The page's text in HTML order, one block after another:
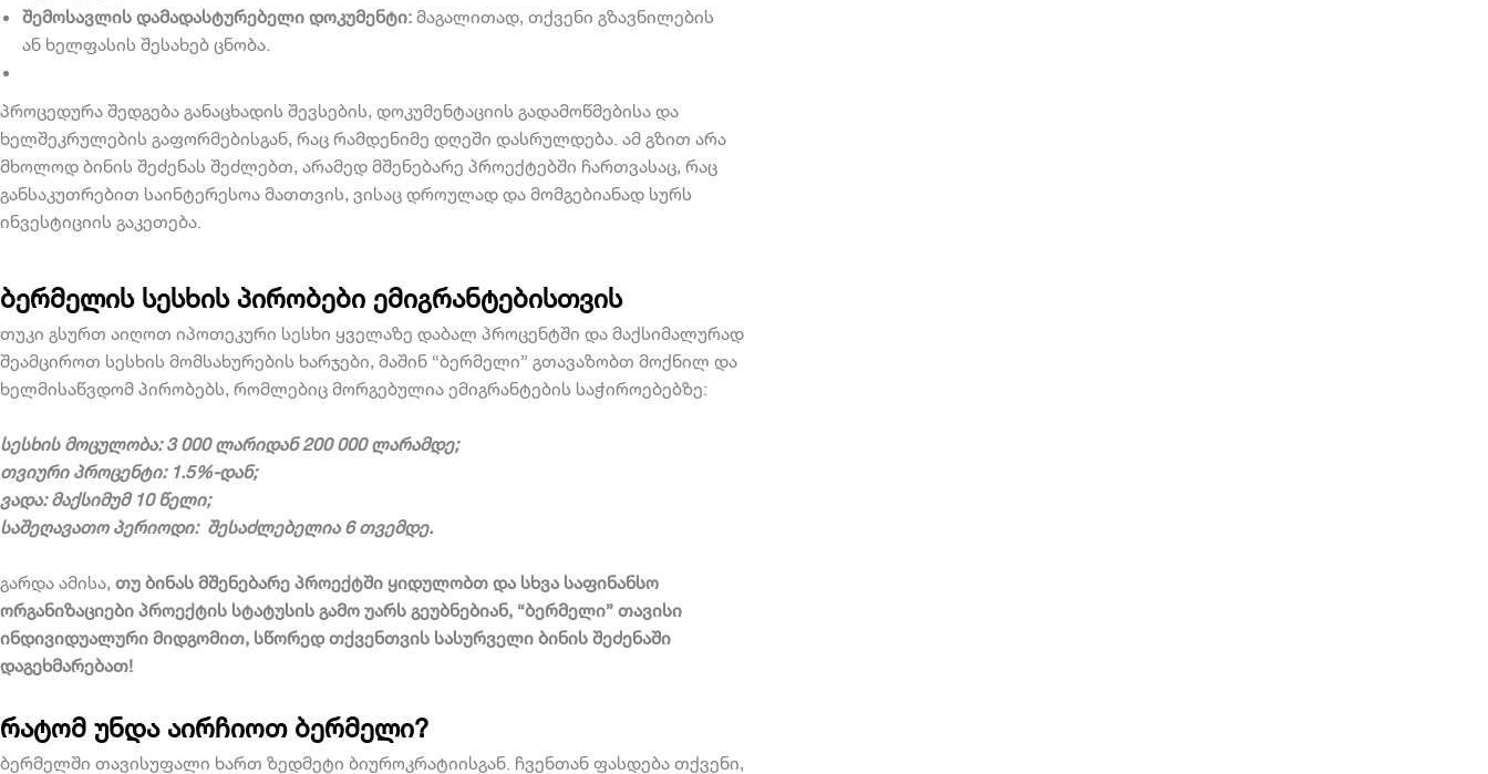
შემოსავლის დამადასტურებელი დოკუმენტი: მაგალითად, თქვენი გზავნილების
ან ხელფასის შესახებ ცნობა.
პროცედურა შედგება განაცხადის შევსების, დოკუმენტაციის გადამოწმებისა და
ხელშეკრულების გაფორმებისგან, რაც რამდენიმე დღეში დასრულდება. ამ გზით არა
მხოლოდ ბინის შეძენას შეძლებთ, არამედ მშენებარე პროექტებში ჩართვასაც, რაც
განსაკუთრებით საინტერესოა მათთვის, ვისაც დროულად და მომგებიანად სურს
ინვესტიციის გაკეთება.
ბერმელის სესხის პირობები ემიგრანტებისთვის
თუკი გსურთ აიღოთ იპოთეკური სესხი ყველაზე დაბალ პროცენტში და მაქსიმალურად
შეამციროთ სესხის მომსახურების ხარჯები, მაშინ “ბერმელი” გთავაზობთ მოქნილ და
ხელმისაწვდომ პირობებს, რომლებიც მორგებულია ემიგრანტების საჭიროებებზე:
სესხის მოცულობა: 3 000 ლარიდან 200 000 ლარამდე;
თვიური პროცენტი: 1.5%-დან;
ვადა: მაქსიმუმ 10 წელი;
საშეღავათო პერიოდი: შესაძლებელია 6 თვემდე.
გარდა ამისა, თუ ბინას მშენებარე პროექტში ყიდულობთ და სხვა საფინანსო
ორგანიზაციები პროექტის სტატუსის გამო უარს გეუბნებიან, “ბერმელი” თავისი
ინდივიდუალური მიდგომით, სწორედ თქვენთვის სასურველი ბინის შეძენაში
დაგეხმარებათ!
რატომ უნდა აირჩიოთ ბერმელი?
ბერმელში თავისუფალი ხართ ზედმეტი ბიუროკრატიისგან. ჩვენთან ფასდება თქვენი,